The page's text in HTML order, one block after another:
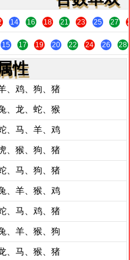
14 16 18 21 23 25 27
15 17 19 20 22 24 26 28
性
、鸡、狗、猪
、龙、蛇、猴
、马、羊、鸡
、猴、狗、猪
、马、狗、猪
、羊、猴、鸡
、马、鸡、猪
、羊、猴、狗
、马、猴、猪